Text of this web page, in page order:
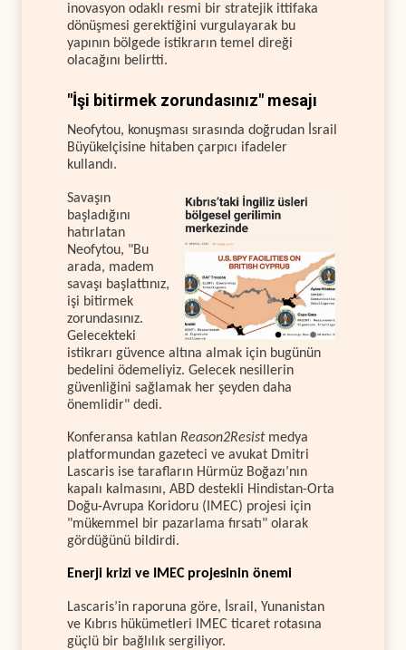
inovasyon odaklı resmi bir stratejik ittifaka
dönüşmesi gerektiğini vurgulayarak bu
yapının bölgede istikrarın temel direği
olacağını belirtti.
"İşi bitirmek zorundasınız" mesajı
Neofytou, konuşması sırasında doğrudan İsrail
Büyükelçisine hitaben çarpıcı ifadeler
kullandı.
Savaşın
başladığını
hatırlatan
Neofytou, "Bu
arada, madem
savaşı başlattınız,
işi bitirmek
zorundasınız.
Gelecekteki
istikrarı güvence altına almak için bugünün
bedelini ödemeliyiz. Gelecek nesillerin
güvenliğini sağlamak her şeyden daha
önemlidir" dedi.
Konferansa katılan Reason2Resistmedya
platformundan gazeteci ve avukat Dmitri
Lascaris ise tarafların Hürmüz Boğazı’nın
kapalı kalmasını, ABD destekli Hindistan-Orta
Doğu-Avrupa Koridoru (IMEC) projesi için
"mükemmel bir pazarlama fırsatı" olarak
gördüğünü bildirdi.
Enerji krizi ve IMEC projesinin önemi
Lascaris’in raporuna göre, İsrail, Yunanistan
ve Kıbrıs hükümetleri IMEC ticaret rotasına
güçlü bir bağlılık sergiliyor.